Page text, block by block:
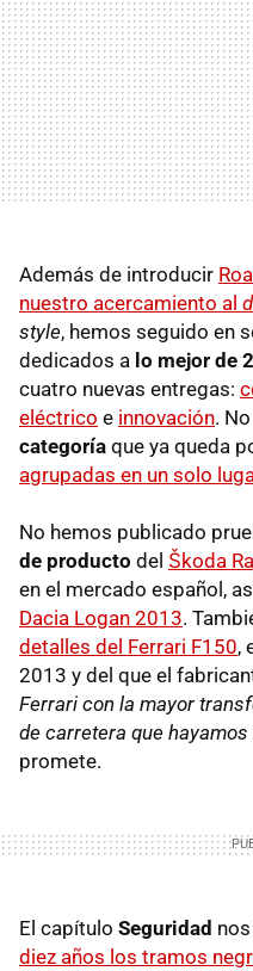
Además de introducir
nuestro acercamiento al
style, hemos seguido en
dedicados a lo mejor de
cuatro nuevas entregas:
eléctrico e innovación.
categoría que ya queda
agrupadas en un solo
No hemos publicado
de producto del Škoda
en el mercado español,
Dacia Logan 2013.
detalles del Ferrari F150,
2013 y del que el
Ferrari con la mayor
de carretera que
promete.
El capítulo Seguridad
diez años los tramos